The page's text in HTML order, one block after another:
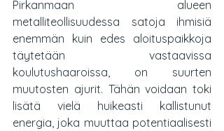
Pirkanmaan alueen
metalliteollisuudessa satoja ihmisiä
enemmän kuin edes aloituspaikkoja
täytetään vastaavissa
koulutushaaroissa, on suurten
muutosten ajurit. Tähän voidaan toki
lisätä vielä huikeasti kallistunut
energia, joka muuttaa potentiaalisesti